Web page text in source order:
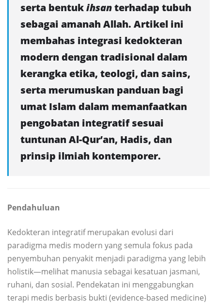
serta bentukihsanterhadap tubuh
sebagai amanah Allah. Artikel ini
membahas integrasi kedokteran
modern dengan tradisional dalam
kerangka etika, teologi, dan sains,
serta merumuskan panduan bagi
umat Islam dalam memanfaatkan
pengobatan integratif sesuai
tuntunan Al-Qur’an, Hadis, dan
prinsip ilmiah kontemporer.
Pendahuluan
Kedokteran integratif merupakan evolusi dari
paradigma medis modern yang semula fokus pada
penyembuhan penyakit menjadi paradigma yang lebih
holistik—melihat manusia sebagai kesatuan jasmani,
ruhani, dan sosial. Pendekatan ini menggabungkan
terapi medis berbasis bukti (evidence-based medicine)